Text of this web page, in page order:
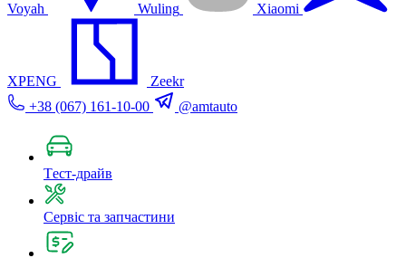
Voyah Wuling Xiaomi
XPENG
Zeekr
+38 (067) 161-10-00
@amtauto
Tест-драйв
Сервіс та запчастини